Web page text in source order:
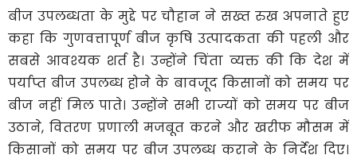
बीज उपलब्धता के मुद्दे पर चौहान ने सख्त रुख अपनाते हुए
कहा कि गुणवत्तापूर्ण बीज कृषि उत्पादकता की पहली और
सबसे आवश्यक शर्त है। उन्होंने चिंता व्यक्त की कि देश में
पर्याप्त बीज उपलब्ध होने के बावजूद किसानों को समय पर
बीज नहीं मिल पाते। उन्होंने सभी राज्यों को समय पर बीज
उठाने, वितरण प्रणाली मजबूत करने और खरीफ मौसम में
किसानों को समय पर बीज उपलब्ध कराने के निर्देश दिए।